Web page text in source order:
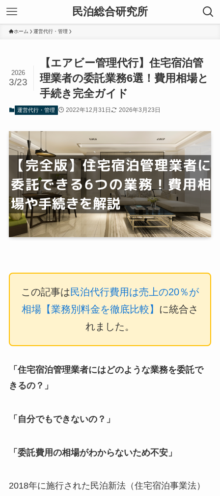
民泊総合研究所
ホーム 運営代行・管理
【エアビー管理代行】住宅宿泊管
理業者の委託業務6選！費用相場と
手続き完全ガイド
2026
3/23
運営代行・管理 2022年12月31日 2026年3月23日
この記事は 民泊代行費用は売上の20％が
相場【業務別料金を徹底比較】 に統合さ
れました。
「住宅宿泊管理業者にはどのような業務を委託で
きるの？」
「自分でもできないの？」
「委託費用の相場がわからないため不安」
2018年に施行された民泊新法（住宅宿泊事業法）